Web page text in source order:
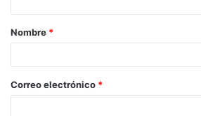
Nombre *
Correo electrónico *